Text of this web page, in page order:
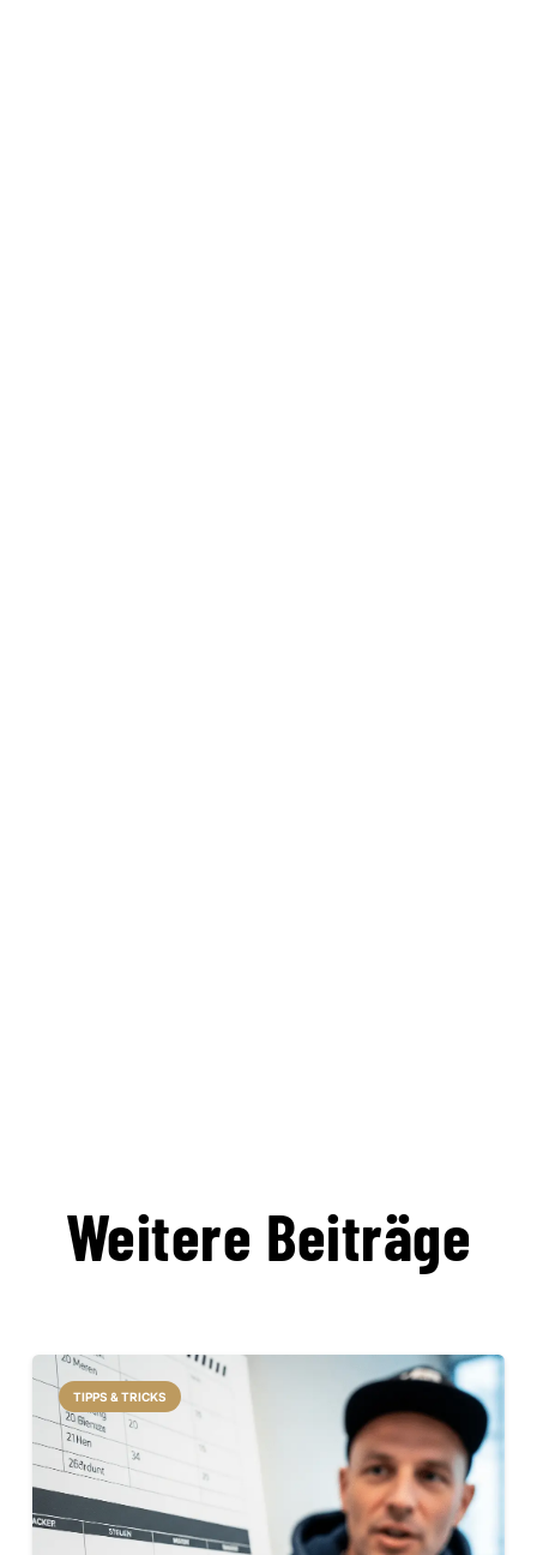
Weitere Beiträge
TIPPS & TRICKS